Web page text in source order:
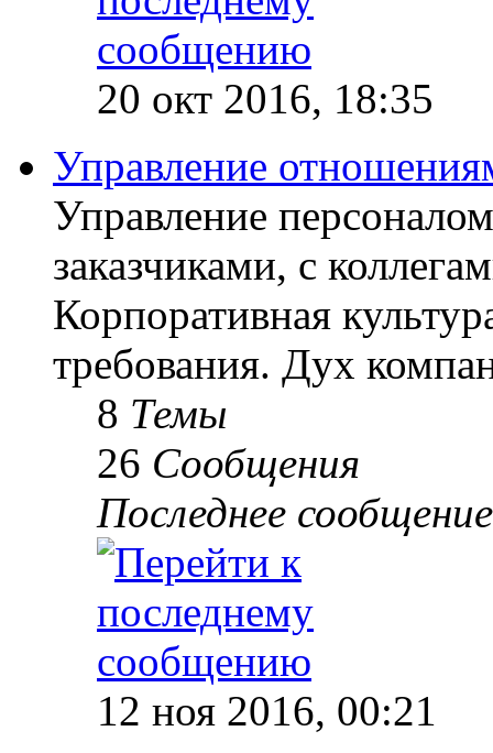
20 окт 2016, 18:35
Управление
Управление
заказчиками, с
Корпоративная
требования. Дух
8 Темы
26 Сообщения
Последнее сообщение
12 ноя 2016, 00:21